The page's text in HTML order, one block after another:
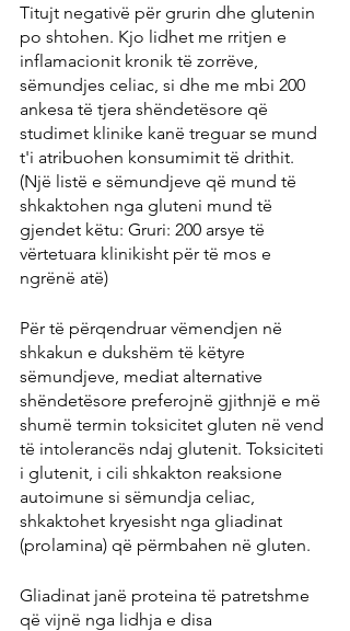
Titujt negativë për grurin dhe glutenin
po shtohen. Kjo lidhet me rritjen e
inflamacionit kronik të zorrëve,
sëmundjes celiac, si dhe me mbi 200
ankesa të tjera shëndetësore që
studimet klinike kanë treguar se mund
t'i atribuohen konsumimit të drithit.
(Një listë e sëmundjeve që mund të
shkaktohen nga gluteni mund të
gjendet këtu: Gruri: 200 arsye të
vërtetuara klinikisht për të mos e
ngrënë atë)
Për të përqendruar vëmendjen në
shkakun e dukshëm të këtyre
sëmundjeve, mediat alternative
shëndetësore preferojnë gjithnjë e më
shumë termin toksicitet gluten në vend
të intolerancës ndaj glutenit. Toksiciteti
i glutenit, i cili shkakton reaksione
autoimune si sëmundja celiac,
shkaktohet kryesisht nga gliadinat
(prolamina) që përmbahen në gluten.
Gliadinat janë proteina të patretshme
që vijnë nga lidhja e disa